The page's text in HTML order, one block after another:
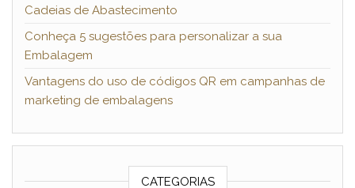
Cadeias de Abastecimento
Conheça 5 sugestões para personalizar a sua
Embalagem
Vantagens do uso de códigos QR em campanhas de
marketing de embalagens
CATEGORIAS